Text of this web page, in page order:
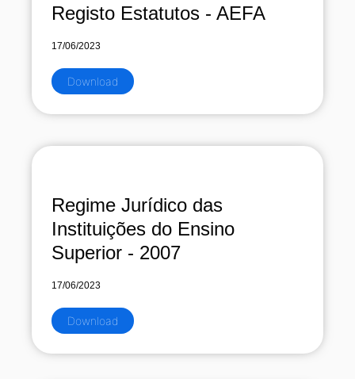
Registo Estatutos - AEFA
17/06/2023
Download
Regime Jurídico das
Instituições do Ensino
Superior - 2007
17/06/2023
Download